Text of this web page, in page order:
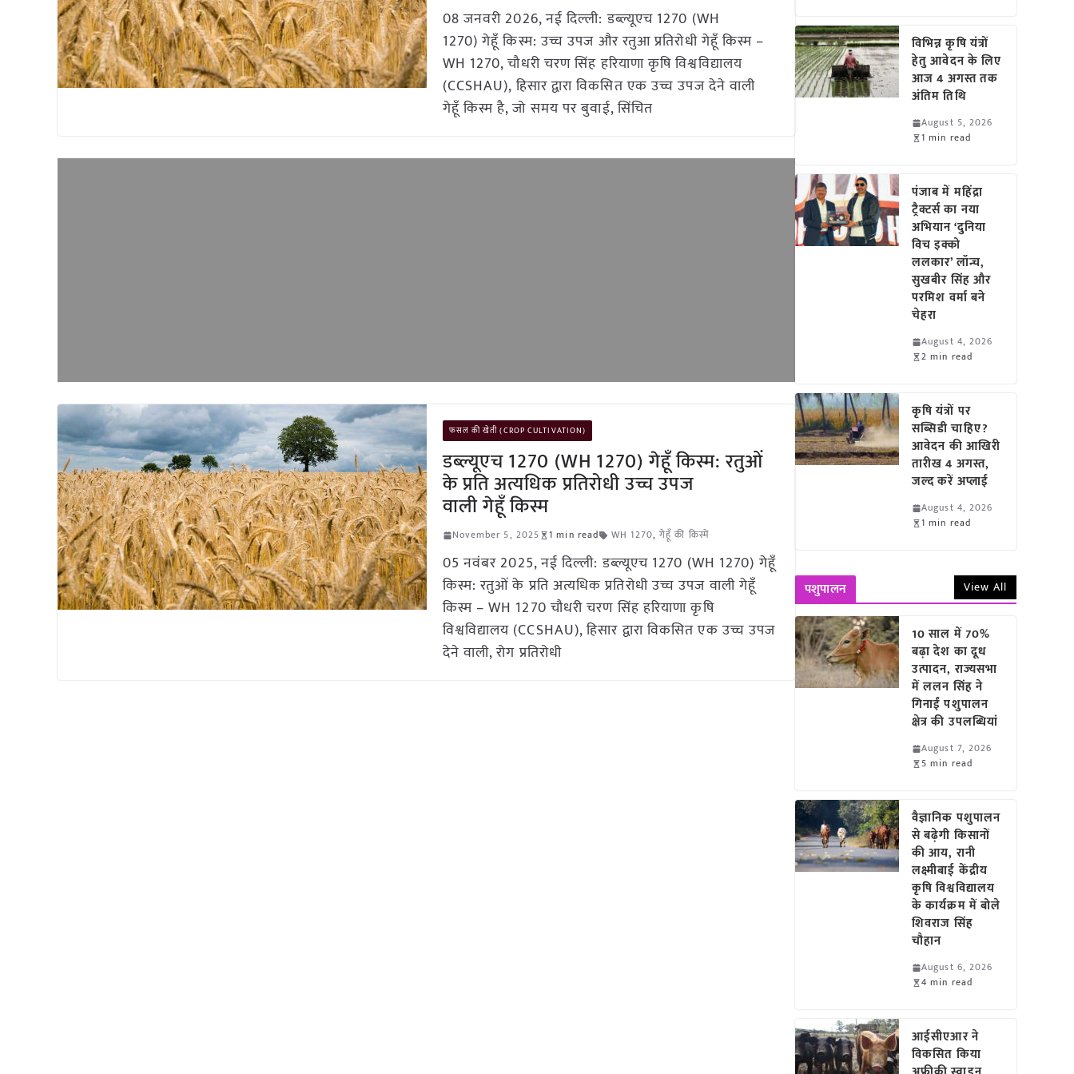
08 जनवरी 2026, नई दिल्ली: डब्ल्यूएच 1270 (WH
1270) गेहूँ किस्म: उच्च उपज और रतुआ प्रतिरोधी गेहूँ किस्म –
WH 1270, चौधरी चरण सिंह हरियाणा कृषि विश्वविद्यालय
(CCSHAU), हिसार द्वारा विकसित एक उच्च उपज देने वाली
गेहूँ किस्म है, जो समय पर बुवाई, सिंचित
फसल की खेती (CROP CULTIVATION)
डब्ल्यूएच 1270 (WH 1270) गेहूँ किस्म: रतुओं
के प्रति अत्यधिक प्रतिरोधी उच्च उपज
वाली गेहूँ किस्म
November 5, 2025 1 min read WH 1270,गेहूँ की किस्में
05 नवंबर 2025, नई दिल्ली: डब्ल्यूएच 1270 (WH 1270) गेहूँ
किस्म: रतुओं के प्रति अत्यधिक प्रतिरोधी उच्च उपज वाली गेहूँ
किस्म – WH 1270 चौधरी चरण सिंह हरियाणा कृषि
विश्वविद्यालय (CCSHAU), हिसार द्वारा विकसित एक उच्च उपज
देने वाली, रोग प्रतिरोधी
विभिन्न कृषि यंत्रों
हेतु आवेदन के लिए
आज 4 अगस्त तक
अंतिम तिथि
August 5, 2026
1 min read
पंजाब में महिंद्रा
ट्रैक्टर्स का नया
अभियान ‘दुनिया
विच इक्को
ललकार’ लॉन्च,
सुखबीर सिंह और
परमिश वर्मा बने
चेहरा
August 4, 2026
2 min read
कृषि यंत्रों पर
सब्सिडी चाहिए?
आवेदन की आखिरी
तारीख 4 अगस्त,
जल्द करें अप्लाई
August 4, 2026
1 min read
पशुपालन View All
10 साल में 70%
बढ़ा देश का दूध
उत्पादन, राज्यसभा
में ललन सिंह ने
गिनाईं पशुपालन
क्षेत्र की उपलब्धियां
August 7, 2026
5 min read
वैज्ञानिक पशुपालन
से बढ़ेगी किसानों
की आय, रानी
लक्ष्मीबाई केंद्रीय
कृषि विश्वविद्यालय
के कार्यक्रम में बोले
शिवराज सिंह
चौहान
August 6, 2026
4 min read
आईसीएआर ने
विकसित किया